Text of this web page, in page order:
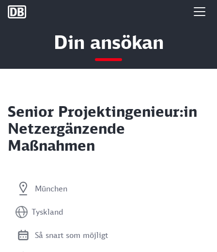
DB Group
Din ansökan
Senior Projektingenieur:in
Netzergänzende
Maßnahmen
München
Tyskland
Så snart som möjligt